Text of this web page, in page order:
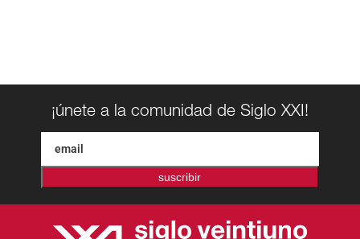
¡únete a la comunidad de Siglo XXI!
suscribir